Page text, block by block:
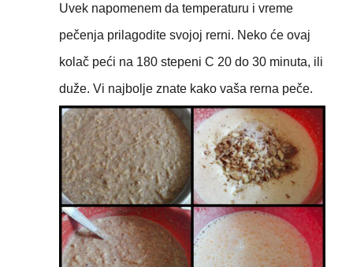
Uvek napomenem da temperaturu i vreme
pečenja prilagodite svojoj rerni. Neko će ovaj
kolač peći na 180 stepeni C 20 do 30 minuta, ili
duže. Vi najbolje znate kako vaša rerna peče.